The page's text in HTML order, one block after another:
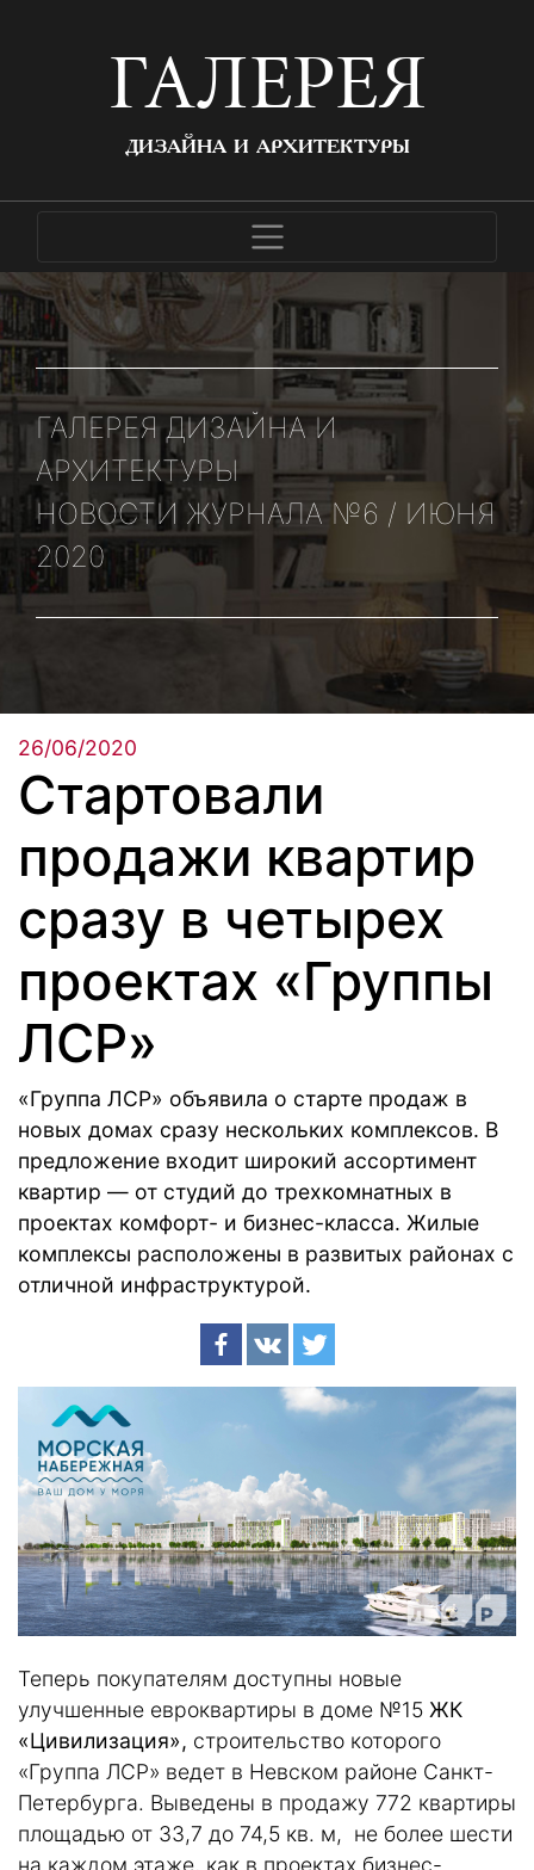
ГАЛЕРЕЯ
ДИЗАЙНА И АРХИТЕКТУРЫ
ГАЛЕРЕЯ ДИЗАЙНА И
АРХИТЕКТУРЫ
НОВОСТИ ЖУРНАЛА №6 / ИЮНЯ
2020
26/06/2020
Стартовали
продажи квартир
сразу в четырех
проектах «Группы
ЛСР»
«Группа ЛСР» объявила о старте продаж в
новых домах сразу нескольких комплексов. В
предложение входит широкий ассортимент
квартир — от студий до трехкомнатных в
проектах комфорт- и бизнес-класса. Жилые
комплексы расположены в развитых районах с
отличной инфраструктурой.
Теперь покупателям доступны новые
улучшенные евроквартиры в доме №15 ЖК
«Цивилизация», строительство которого
«Группа ЛСР» ведет в Невском районе Санкт-
Петербурга. Выведены в продажу 772 квартиры
площадью от 33,7 до 74,5 кв. м, не более шести
на каждом этаже, как в проектах бизнес-